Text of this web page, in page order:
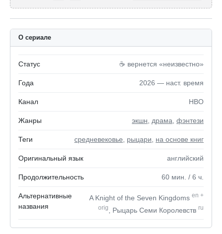
О сериале
Статус ☕️ вернется «неизвестно»
Года 2026 — наст. время
Канал HBO
Жанры экшн драма фэнтези
Теги средневековье рыцари на основе книг
Оригинальный язык английский
Продолжительность 60 мин. / 6 ч.
Альтернативные
названия
A Knight of the Seven Kingdoms en +
orig
, Рыцарь Семи Королевств ru